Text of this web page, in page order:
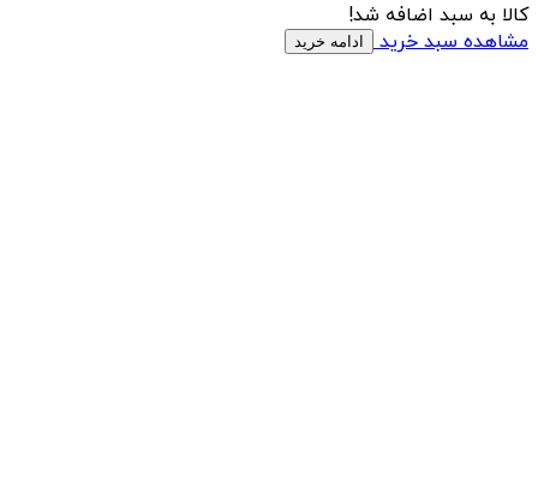
کالا به سبد اضافه شد!
مشاهده سبد خرید
ادامه خرید